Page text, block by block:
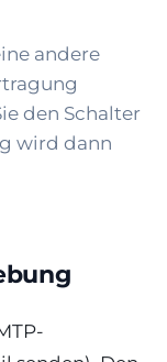
andere
den Schalter
wird dann